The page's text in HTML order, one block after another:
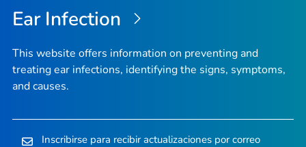
Ear Infection
This website offers information on preventing and
treating ear infections, identifying the signs, symptoms,
and causes.
Inscribirse para recibir actualizaciones por correo